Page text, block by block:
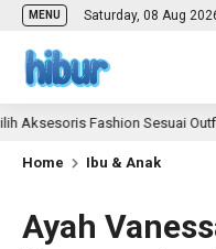
MENU Saturday, 08 Aug
Fashion Sesuai Outfit 2026
Home Ibu & Anak
Ayah